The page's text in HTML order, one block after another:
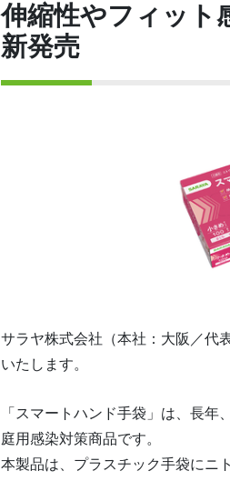
伸縮性やフィット
新発売
サラヤ株式会社（本社：大阪／代
いたします。
「スマートハンド手袋」は、長
庭用感染対策商品です。
本製品は、プラスチック手袋にニ